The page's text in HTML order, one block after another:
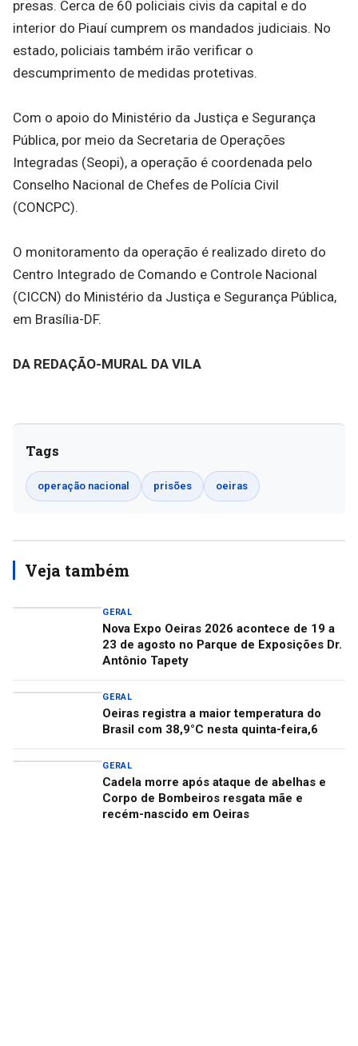
presas. Cerca de 60 policiais civis da capital e do
interior do Piauí cumprem os mandados judiciais. No
estado, policiais também irão verificar o
descumprimento de medidas protetivas.
Com o apoio do Ministério da Justiça e Segurança
Pública, por meio da Secretaria de Operações
Integradas (Seopi), a operação é coordenada pelo
Conselho Nacional de Chefes de Polícia Civil
(CONCPC).
O monitoramento da operação é realizado direto do
Centro Integrado de Comando e Controle Nacional
(CICCN) do Ministério da Justiça e Segurança Pública,
em Brasília-DF.
DA REDAÇÃO-MURAL DA VILA
Tags
operação nacional prisões oeiras
Veja também
GERAL
Nova Expo Oeiras 2026 acontece de 19 a
23 de agosto no Parque de Exposições Dr.
Antônio Tapety
GERAL
Oeiras registra a maior temperatura do
Brasil com 38,9°C nesta quinta-feira,6
GERAL
Cadela morre após ataque de abelhas e
Corpo de Bombeiros resgata mãe e
recém-nascido em Oeiras